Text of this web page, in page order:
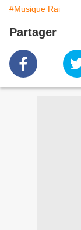
#Musique Rai
Partager